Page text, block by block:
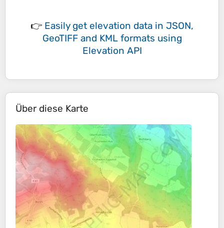
👉 Easily get elevation data in JSON,
GeoTIFF and KML formats using
Elevation API
Über diese Karte